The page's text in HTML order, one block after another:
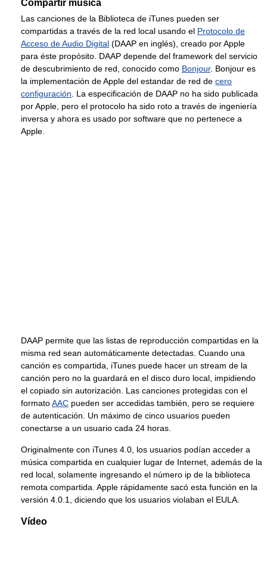
Compartir música
Las canciones de la Biblioteca de iTunes pueden ser
compartidas a través de la red local usando el Protocolo de
Acceso de Audio Digital (DAAP en inglés), creado por Apple
para éste propósito. DAAP depende del framework del servicio
de descubrimiento de red, conocido como Bonjour. Bonjour es
la implementación de Apple del estandar de red de cero
configuración. La especificación de DAAP no ha sido publicada
por Apple, pero el protocolo ha sido roto a través de ingeniería
inversa y ahora es usado por software que no pertenece a
Apple.
DAAP permite que las listas de reproducción compartidas en la
misma red sean automáticamente detectadas. Cuando una
canción es compartida, iTunes puede hacer un stream de la
canción pero no la guardará en el disco duro local, impidiendo
el copiado sin autorización. Las canciones protegidas con el
formatoAAC pueden ser accedidas también, pero se requiere
de autenticación. Un máximo de cinco usuarios pueden
conectarse a un usuario cada 24 horas.
Originalmente con iTunes 4.0, los usuarios podían acceder a
música compartida en cualquier lugar de Internet, además de la
red local, solamente ingresando el número ip de la biblioteca
remota compartida. Apple rápidamente sacó esta función en la
versión 4.0.1, diciendo que los usuarios violaban el EULA.
Vídeo